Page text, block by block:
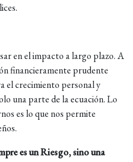
en el impacto a largo plazo. A
financieramente prudente
el crecimiento personal y
una parte de la ecuación. Lo
es lo que nos permite
es un Riesgo, sino una